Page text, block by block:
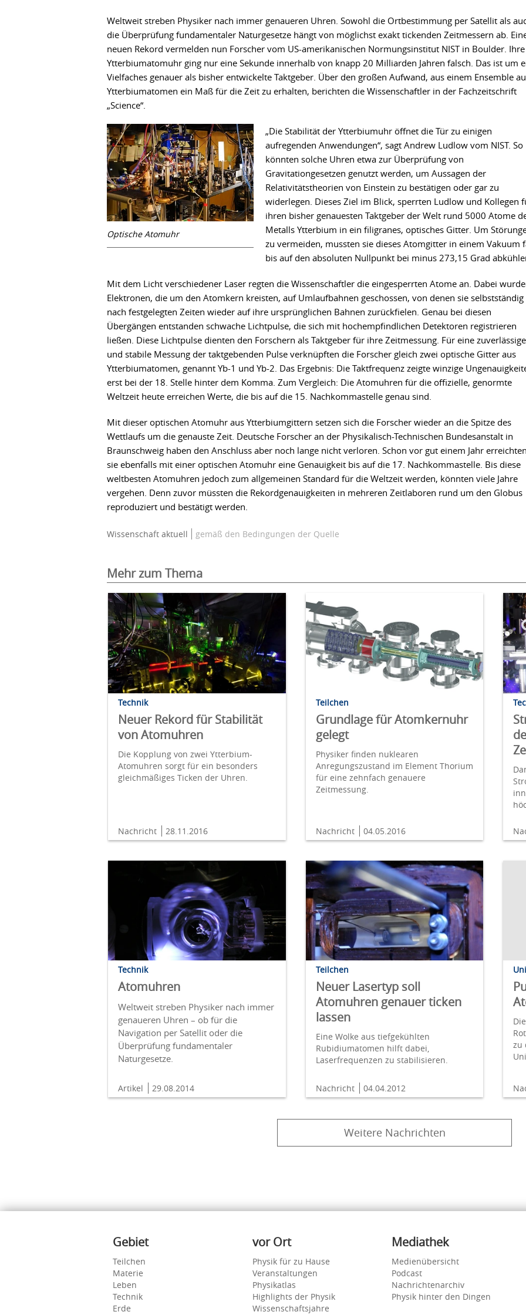
Weltweit streben Physiker nach immer genaueren Uhren. Sowohl die Ortbestimmung per Satellit als
die Überprüfung fundamentaler Naturgesetze hängt von möglichst exakt tickenden Zeitmessern ab.
neuen Rekord vermelden nun Forscher vom US-amerikanischen Normungsinstitut NIST in Boulder. Ihre
Ytterbiumatomuhr ging nur eine Sekunde innerhalb von knapp 20 Milliarden Jahren falsch. Das ist um
Vielfaches genauer als bisher entwickelte Taktgeber. Über den großen Aufwand, aus einem Ensemble
Ytterbiumatomen ein Maß für die Zeit zu erhalten, berichten die Wissenschaftler in der Fachzeitschrift
„Science“.
Optische Atomuhr
„Die Stabilität der Ytterbiumuhr öffnet die Tür zu einigen
aufregenden Anwendungen“, sagt Andrew Ludlow vom NIST. So
könnten solche Uhren etwa zur Überprüfung von
Gravitationgesetzen genutzt werden, um Aussagen der
Relativitätstheorien von Einstein zu bestätigen oder gar zu
widerlegen. Dieses Ziel im Blick, sperrten Ludlow und Kollegen
ihren bisher genauesten Taktgeber der Welt rund 5000 Atome
Metalls Ytterbium in ein filigranes, optisches Gitter. Um
zu vermeiden, mussten sie dieses Atomgitter in einem Vakuum
bis auf den absoluten Nullpunkt bei minus 273,15 Grad
Mit dem Licht verschiedener Laser regten die Wissenschaftler die eingesperrten Atome an. Dabei
Elektronen, die um den Atomkern kreisten, auf Umlaufbahnen geschossen, von denen sie selbstständig
nach festgelegten Zeiten wieder auf ihre ursprünglichen Bahnen zurückfielen. Genau bei diesen
Übergängen entstanden schwache Lichtpulse, die sich mit hochempfindlichen Detektoren registrieren
ließen. Diese Lichtpulse dienten den Forschern als Taktgeber für ihre Zeitmessung. Für eine zuverlässige
und stabile Messung der taktgebenden Pulse verknüpften die Forscher gleich zwei optische Gitter aus
Ytterbiumatomen, genannt Yb-1 und Yb-2. Das Ergebnis: Die Taktfrequenz zeigte winzige
erst bei der 18. Stelle hinter dem Komma. Zum Vergleich: Die Atomuhren für die offizielle, genormte
Weltzeit heute erreichen Werte, die bis auf die 15. Nachkommastelle genau sind.
Mit dieser optischen Atomuhr aus Ytterbiumgittern setzen sich die Forscher wieder an die Spitze des
Wettlaufs um die genauste Zeit. Deutsche Forscher an der Physikalisch-Technischen Bundesanstalt in
Braunschweig haben den Anschluss aber noch lange nicht verloren. Schon vor gut einem Jahr erreichten
sie ebenfalls mit einer optischen Atomuhr eine Genauigkeit bis auf die 17. Nachkommastelle. Bis diese
weltbesten Atomuhren jedoch zum allgemeinen Standard für die Weltzeit werden, könnten viele Jahre
vergehen. Denn zuvor müssten die Rekordgenauigkeiten in mehreren Zeitlaboren rund um den Globus
reproduziert und bestätigt werden.
Wissenschaft aktuell gemäß den Bedingungen der Quelle
Mehr zum Thema
Technik
Neuer Rekord für Stabilität
von Atomuhren
Die Kopplung von zwei Ytterbium-
Atomuhren sorgt für ein besonders
gleichmäßiges Ticken der Uhren.
Nachricht 28.11.2016
Teilchen
Grundlage für Atomkernuhr
gelegt
Physiker finden nuklearen
Anregungszustand im Element Thorium
für eine zehnfach genauere
Zeitmessung.
Nachricht 04.05.2016
Technik
Atomuhren
Weltweit streben Physiker nach immer
genaueren Uhren – ob für die
Navigation per Satellit oder die
Überprüfung fundamentaler
Naturgesetze.
Artikel 29.08.2014
Teilchen
Neuer Lasertyp soll
Atomuhren genauer ticken
lassen
Eine Wolke aus tiefgekühlten
Rubidiumatomen hilft dabei,
Laserfrequenzen zu stabilisieren.
Nachricht 04.04.2012
zu
Weitere Nachrichten
Inhalte
Gebiet
Teilchen
Materie
Leben
Technik
Erde
vor Ort
Physik für zu Hause
Veranstaltungen
Physikatlas
Highlights der Physik
Wissenschaftsjahre
Mediathek
Medienübersicht
Podcast
Nachrichtenarchiv
Physik hinter den Dingen